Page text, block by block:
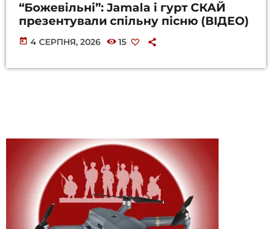
“Божевільні”: Jamala і гурт СКАЙ
презентували спільну пісню (ВІДЕО)
today 4 СЕРПНЯ, 2026 15